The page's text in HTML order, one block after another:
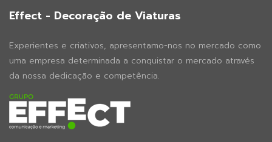
Effect - Decoração de Viaturas
Experientes e criativos, apresentamo-nos no mercado como
uma empresa determinada a conquistar o mercado através
da nossa dedicação e competência.